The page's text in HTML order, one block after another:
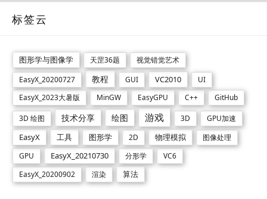
标签云
图形学与图像学 天罡36题
视觉错觉艺术
EasyX_20200727
教程 GUI VC2010
UI
EasyX_2023大暑版
MinGW EasyGPU C++ GitHub
3D 绘图 技术分享 绘图 游戏 3D GPU加速
EasyX 工具 图形学 2D 物理模拟
图像处理
GPU
EasyX_20210730 分形学
VC6
EasyX_20200902
渲染 算法